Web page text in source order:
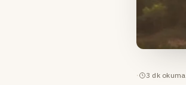
· 3 dk okuma